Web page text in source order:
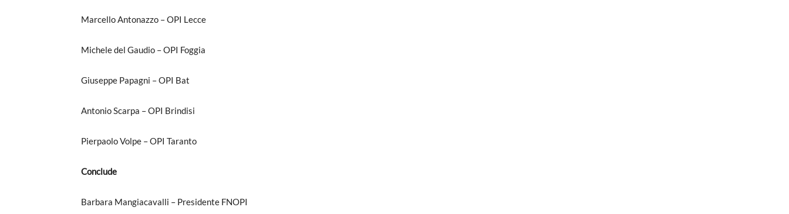
Marcello Antonazzo – OPI Lecce
Michele del Gaudio – OPI Foggia
Giuseppe Papagni – OPI Bat
Antonio Scarpa – OPI Brindisi
Pierpaolo Volpe – OPI Taranto
Conclude
Barbara Mangiacavalli – Presidente FNOPI